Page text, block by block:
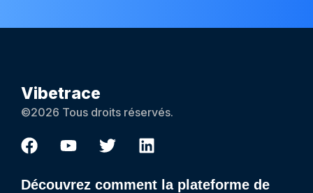
Vibetrace
©2026 Tous droits réservés.
Découvrez comment la plateforme de